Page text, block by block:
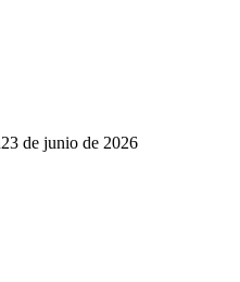
23 de junio de 2026